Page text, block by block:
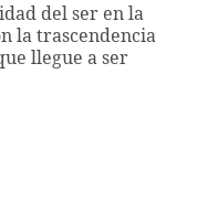
del ser en la
la trascendencia
llegue a ser